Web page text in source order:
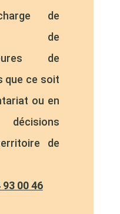
de
de
de
que ce soit
ou en
de
93 00 46